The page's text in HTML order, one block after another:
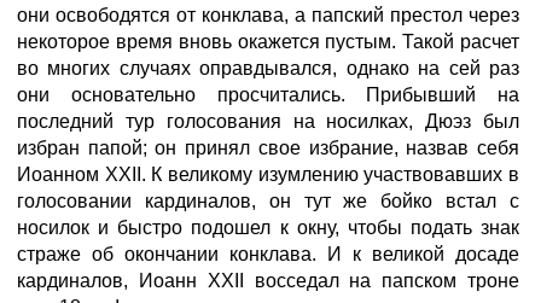
они освободятся от конклава, а папский престол через
некоторое время вновь окажется пустым. Такой расчет
во многих случаях оправдывался, однако на сей раз
они основательно просчитались. Прибывший на
последний тур голосования на носилках, Дюэз был
избран папой; он принял свое избрание, назвав себя
Иоанном XXII. К великому изумлению участвовавших в
голосовании кардиналов, он тут же бойко встал с
носилок и быстро подошел к окну, чтобы подать знак
страже об окончании конклава. И к великой досаде
кардиналов, Иоанн XXII восседал на папском троне